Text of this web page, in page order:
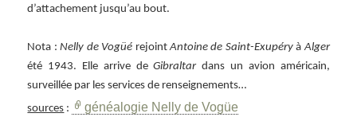
d’attachement jusqu’au bout.
Nota :Nelly de Vogüé rejointAntoine de Saint-ExupéryàAlger
été 1943. Elle arrive deGibraltardans un avion américain,
surveillée par les services de renseignements…
sources : généalogie Nelly de Vogüe